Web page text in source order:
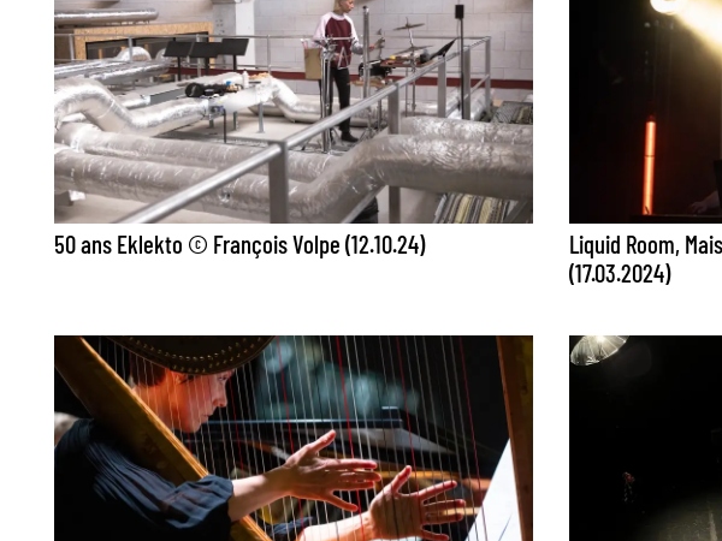
50 ans Eklekto © François Volpe (12.10.24)
Liquid Room,
(17.03.2024)